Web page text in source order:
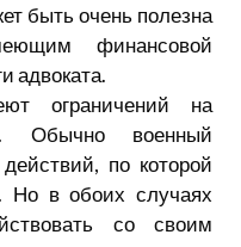
быть очень полезна
финансовой
адвоката.
ограничений на
Обычно военный
по которой
Но в обоих случаях
со своим